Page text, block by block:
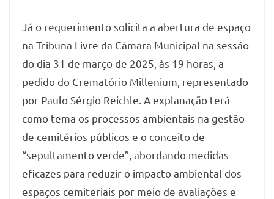
Já o requerimento solicita a abertura de espaço
na Tribuna Livre da Câmara Municipal na sessão
do dia 31 de março de 2025, às 19 horas, a
pedido do Crematório Millenium, representado
por Paulo Sérgio Reichle. A explanação terá
como tema os processos ambientais na gestão
de cemitérios públicos e o conceito de
“sepultamento verde”, abordando medidas
eficazes para reduzir o impacto ambiental dos
espaços cemiteriais por meio de avaliações e